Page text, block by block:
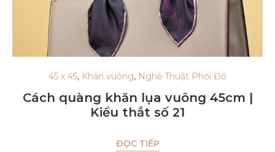
45 x 45, Khăn vuông, Nghệ Thuật Phối Đồ
Cách quàng khăn lụa vuông 45cm |
Kiểu thắt số 21
ĐỌC TIẾP